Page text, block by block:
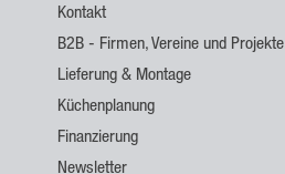
Kontakt
B2B - Firmen, Vereine und Projekte
Lieferung & Montage
Küchenplanung
Finanzierung
Newsletter